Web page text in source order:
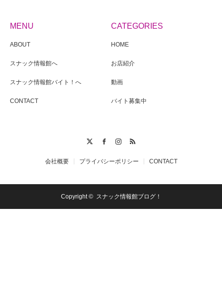
MENU
ABOUT
スナック情報館へ
スナック情報館バイト！へ
CONTACT
CATEGORIES
HOME
お店紹介
動画
バイト募集中
会社概要 プライバシーポリシー CONTACT
Copyright © スナック情報館ブログ！